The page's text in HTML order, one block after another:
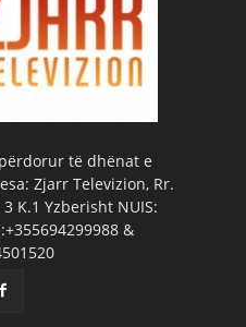
të dhënat e
Zjarr Televizion, Rr.
K.1 Yzberisht NUIS:
&